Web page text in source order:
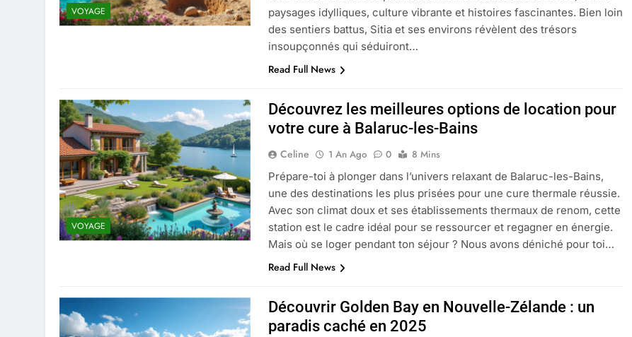
Découvrir pourquoi des trous dans le jardin sans monticule apparaissent et comment les traiter
VOYAGE
paysages idylliques, culture vibrante et histoires fascinantes. Bien loin
des sentiers battus, Sitia et ses environs révèlent des trésors
insoupçonnés qui séduiront…
Read Full News
VOYAGE
Découvrez les meilleures options de location pour
votre cure à Balaruc-les-Bains
Celine 1 An Ago 0
8 Mins
Prépare-toi à plonger dans l’univers relaxant de Balaruc-les-Bains,
une des destinations les plus prisées pour une cure thermale réussie.
Avec son climat doux et ses établissements thermaux de renom, cette
station est le cadre idéal pour se ressourcer et regagner en énergie.
Mais où se loger pendant ton séjour ? Nous avons déniché pour toi…
Read Full News
Découvrir Golden Bay en Nouvelle-Zélande : un
paradis caché en 2025